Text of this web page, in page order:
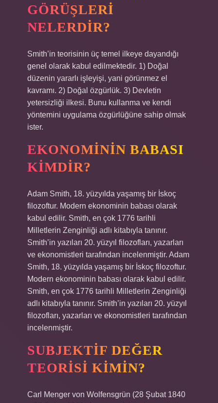
GÖRÜŞLERI
NELERDIR?
Smith’in teorisinin üç temel ilkeye dayandığı
genel olarak kabul edilmektedir. 1) Doğal
düzenin yararlı işleyişi, yani görünmez el
kavramı. 2) Doğal özgürlük. 3) Devletin
yetersizliği ilkesi. Bunu kullanma ve kendi
yöntemini uygulama özgürlüğüne sahip olmak
ister.
EKONOMININ BABASI
KIMDIR?
Adam Smith, 18. yüzyılda yaşamış bir İskoç
filozoftur. Modern ekonominin babası olarak
kabul edilir. Smith, en çok 1776 tarihli
Milletlerin Zenginliği adlı kitabıyla tanınır.
Smith’in yazıları 20. yüzyıl filozofları, yazarları
ve ekonomistleri tarafından incelenmiştir. Adam
Smith, 18. yüzyılda yaşamış bir İskoç filozoftur.
Modern ekonominin babası olarak kabul edilir.
Smith, en çok 1776 tarihli Milletlerin Zenginliği
adlı kitabıyla tanınır. Smith’in yazıları 20. yüzyıl
filozofları, yazarları ve ekonomistleri tarafından
incelenmiştir.
SUBJEKTIF DEĞER
TEORISI KIMIN?
Carl Menger von Wolfensgrün (28 Şubat 1840